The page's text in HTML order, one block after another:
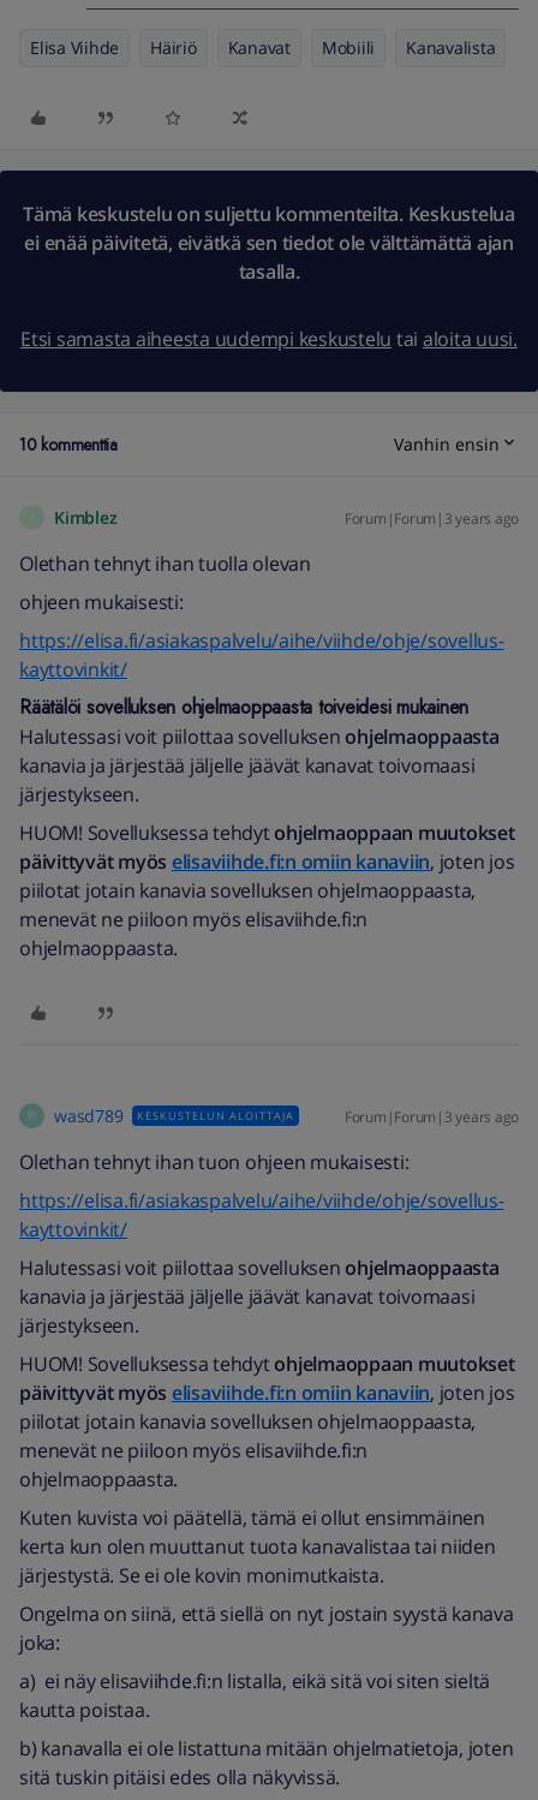
Elisa Viihde Häiriö Kanavat Mobiili Kanavalista
Tämä keskustelu on suljettu kommenteilta. Keskustelua
ei enää päivitetä, eivätkä sen tiedot ole välttämättä ajan
tasalla.
Etsi samasta aiheesta uudempi keskustelu tai aloita uusi.
10 kommenttia Vanhin ensin
Kimblez Forum|Forum|3 years ago
Olethan tehnyt ihan tuolla olevan
ohjeen mukaisesti:
https://elisa.fi/asiakaspalvelu/aihe/viihde/ohje/sovellus-
kayttovinkit/
Räätälöi sovelluksen ohjelmaoppaasta toiveidesi mukainen
Halutessasi voit piilottaa sovelluksen ohjelmaoppaasta
kanavia ja järjestää jäljelle jäävät kanavat toivomaasi
järjestykseen.
HUOM! Sovelluksessa tehdytohjelmaoppaan muutokset
päivittyvät myös elisaviihde.fi:n omiin kanaviin, joten jos
piilotat jotain kanavia sovelluksen ohjelmaoppaasta,
menevät ne piiloon myös elisaviihde.fi:n
ohjelmaoppaasta.
W wasd789 KESKUSTELUN ALOITTAJA Forum|Forum|3 years ago
Olethan tehnyt ihan tuon ohjeen mukaisesti:
https://elisa.fi/asiakaspalvelu/aihe/viihde/ohje/sovellus-
kayttovinkit/
Halutessasi voit piilottaa sovelluksen ohjelmaoppaasta
kanavia ja järjestää jäljelle jäävät kanavat toivomaasi
järjestykseen.
HUOM! Sovelluksessa tehdytohjelmaoppaan muutokset
päivittyvät myös elisaviihde.fi:n omiin kanaviin, joten jos
piilotat jotain kanavia sovelluksen ohjelmaoppaasta,
menevät ne piiloon myös elisaviihde.fi:n
ohjelmaoppaasta.
Kuten kuvista voi päätellä, tämä ei ollut ensimmäinen
kerta kun olen muuttanut tuota kanavalistaa tai niiden
järjestystä. Se ei ole kovin monimutkaista.
Ongelma on siinä, että siellä on nyt jostain syystä kanava
joka:
a) ei näy elisaviihde.fi:n listalla, eikä sitä voi siten sieltä
kautta poistaa.
b) kanavalla ei ole listattuna mitään ohjelmatietoja, joten
sitä tuskin pitäisi edes olla näkyvissä.